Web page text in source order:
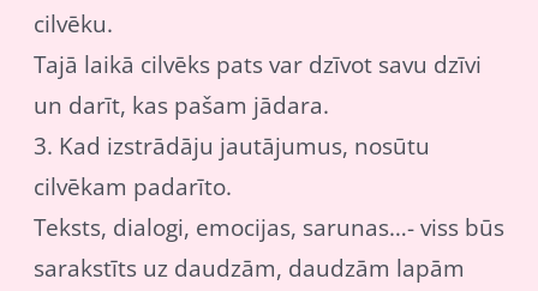
cilvēku.
Tajā laikā cilvēks pats var dzīvot savu dzīvi
un darīt, kas pašam jādara.
3. Kad izstrādāju jautājumus, nosūtu
cilvēkam padarīto.
Teksts, dialogi, emocijas, sarunas…- viss būs
sarakstīts uz daudzām, daudzām lapām